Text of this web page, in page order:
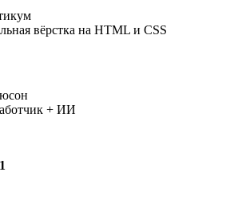
вёрстка на HTML и CSS
+ ИИ
1